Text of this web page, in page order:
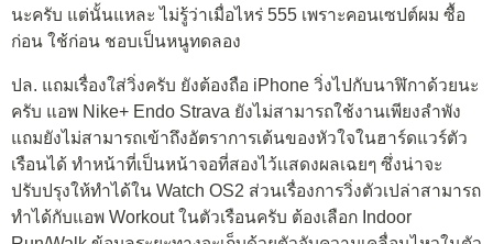
นะครับ แต่นั้นแหละ ไม่รู้ว่าเมื่อไหร่ 555 เพราะคอนเซปต์ผม ซื้อ
ก่อน ใช้ก่อน ชอบเป็นหนูทดลอง
ปล. แถมเรื่องใส่วิ่งครับ ยังต้องถือ iPhone วิ่งไปกับนาฬิกาด้วยนะ
ครับ แอพ Nike+ Endo Strava ยังไม่สามารถใช้งานเพียงลำพัง
แถมยังไม่สามารถเข้าถึงอัตราการเต้นของหัวใจในฮาร์ดแวร์ตัว
เรือนได้ ทำหน้าที่เป็นหน้าจอที่สองไว้เเสดงผลเฉยๆ ซึ่งน่าจะ
ปรับปรุงให้ทำได้ใน Watch OS2 ส่วนเรื่องการวิ่งตัวเปล่าสามารถ
ทำได้กับแอพ Workout ในตัวเรือนครับ ต้องเลือก Indoor